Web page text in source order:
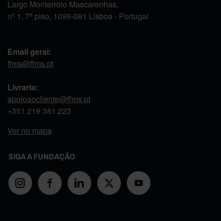
Largo Monterroio Mascarenhas,
nº 1, 7º piso, 1099-081 Lisboa - Portugal
Email geral:
ffms@ffms.pt
Livraria:
apoioaocliente@ffms.pt
+351 219 381 223
Ver no mapa
SIGA A FUNDAÇÃO